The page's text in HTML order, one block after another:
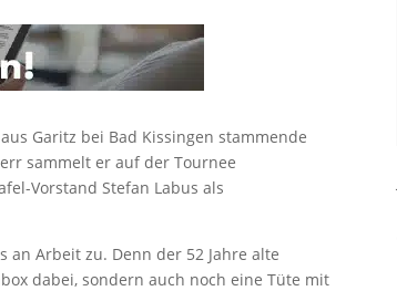
Garitz bei Bad Kissingen stammende
sammelt er auf der Tournee
Vorstand Stefan Labus als
an Arbeit zu. Denn der 52 Jahre alte
dabei, sondern auch noch eine Tüte mit